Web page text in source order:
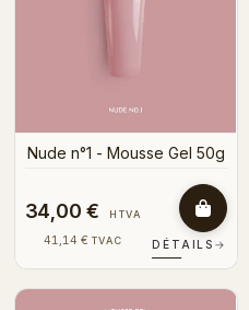
Nude n°1 - Mousse Gel 50g
34,00 € HTVA
41,14 € TVAC DÉTAILS →